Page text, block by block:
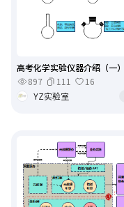
高考化学实验仪器介绍（一）
897
111
16
YZ实验室